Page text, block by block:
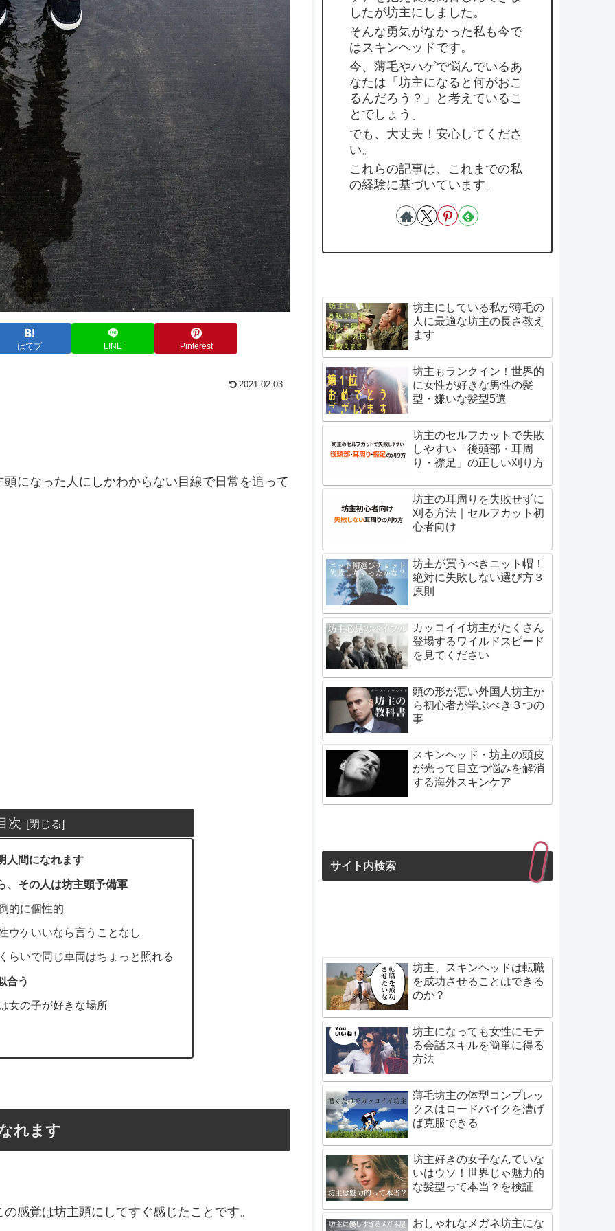
はてブ LINE Pinterest
2021.02.03
になった人にしかわからない目線で日常を追って
次
人間になれます
、その人は坊主頭予備軍
的に個性的
ウケいいなら言うことなし
らいで同じ車両はちょっと照れる
合う
女の子が好きな場所
れます
感覚は坊主頭にしてすぐ感じたことです。
したが坊主にしました。
そんな勇気がなかった私も今で
はスキンヘッドです。
今、薄毛やハゲで悩んでいるあ
なたは「坊主になると何がおこ
るんだろう？」と考えているこ
とでしょう。
でも、大丈夫！安心してくださ
い。
これらの記事は、これまでの私
の経験に基づいています。
坊主にしている私が薄毛の
人に最適な坊主の長さ教え
ます
坊主もランクイン！世界的
に女性が好きな男性の髪
型・嫌いな髪型5選
坊主のセルフカットで失敗
しやすい「後頭部・耳周
り・襟足」の正しい刈り方
坊主の耳周りを失敗せずに
刈る方法｜セルフカット初
心者向け
坊主が買うべきニット帽！
絶対に失敗しない選び方３
原則
カッコイイ坊主がたくさん
登場するワイルドスピード
を見てください
頭の形が悪い外国人坊主か
ら初心者が学ぶべき３つの
事
スキンヘッド・坊主の頭皮
が光って目立つ悩みを解消
する海外スキンケア
サイト内検索
坊主、スキンヘッドは転職
を成功させることはできる
のか？
坊主になっても女性にモテ
る会話スキルを簡単に得る
方法
薄毛坊主の体型コンプレッ
クスはロードバイクを漕げ
ば克服できる
坊主好きの女子なんていな
いはウソ！世界じゃ魅力的
な髪型って本当？を検証
おしゃれなメガネ坊主にな